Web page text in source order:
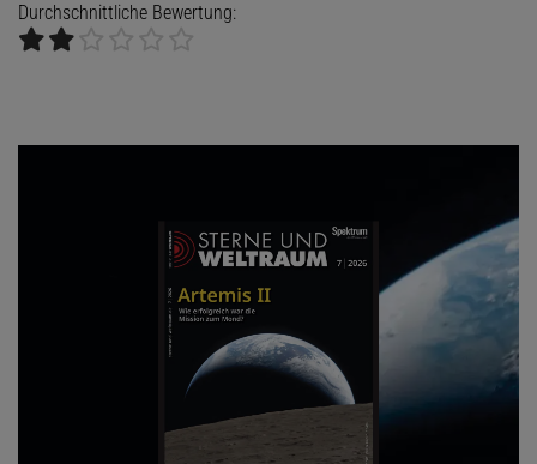
Durchschnittliche Bewertung: